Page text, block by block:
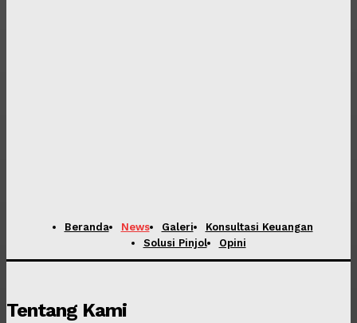
Beranda News Galeri
Konsultasi Keuangan
Solusi Pinjol
Opini
Tentang Kami